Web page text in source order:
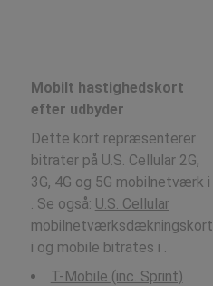
Mobilt hastighedskort
efter udbyder
Dette kort repræsenterer
bitrater på U.S. Cellular 2G,
3G, 4G og 5G mobilnetværk i
. Se også: U.S. Cellular
mobilnetværksdækningskort
i og mobile bitrates i .
T-Mobile (inc. Sprint)